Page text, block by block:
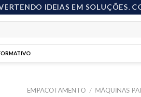
IDEIAS EM SOLUÇÕES.
EMPACOTAMENTO / MÁQUINAS